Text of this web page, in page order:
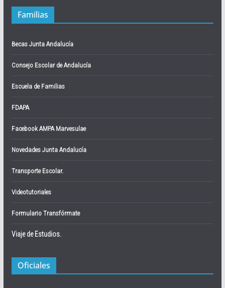
Familias
Becas Junta Andalucía
Consejo Escolar de Andalucía
Escuela de Familias
FDAPA
Facebook AMPA Marvesulae
Novedades Junta Andalucía
Transporte Escolar.
Videotutoriales
Formulario Transfórmate
Viaje de Estudios.
Oficiales